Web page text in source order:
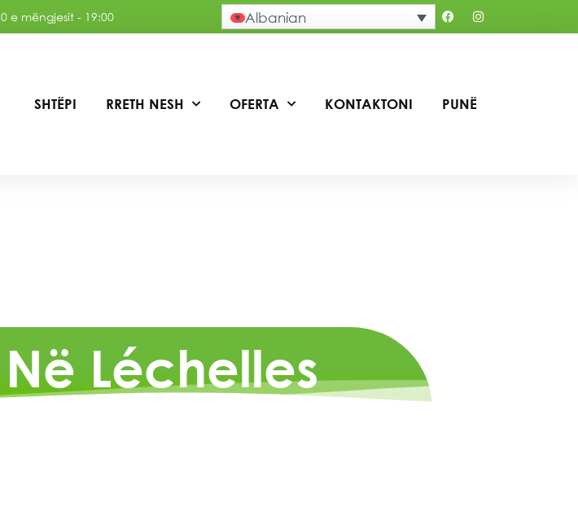
e mëngjesit - 19:00 Albanian
SHTËPI RRETH NESH OFERTA KONTAKTONI PUNË
Léchelles